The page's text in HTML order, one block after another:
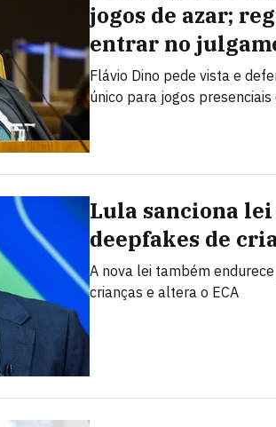
jogos de azar;
entrar no
Flávio Dino pede vista e
único para jogos
Lula sanciona
deepfakes de
A nova lei também
crianças e altera o ECA